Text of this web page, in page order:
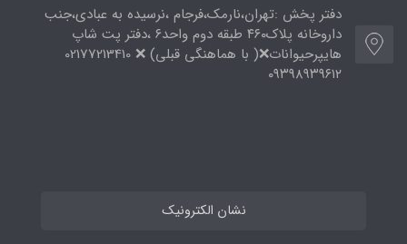
دفتر پخش :تهران،نارمک،فرجام ،نرسیده به عبادی،جنب
داروخانه پلاک۴۶۰ طبقه دوم واحد۶ ،دفتر پت شاپ
هایپرحیوانات❌( با هماهنگی قبلی) ❌ 02177213410
۰۹۳۹۸۹۳۹۶۱۲
نشان الکترونیک